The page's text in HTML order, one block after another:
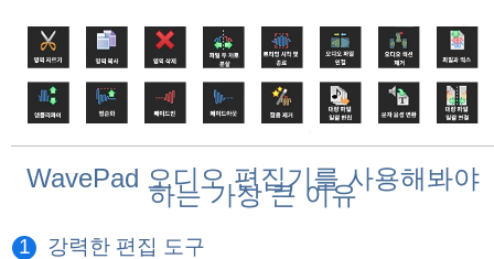
WavePad 오디오 편집기를 사용해봐야
하는 가장 큰 이유
1 강력한 편집 도구